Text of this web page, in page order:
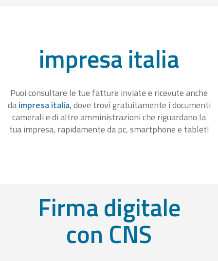
impresa italia
Puoi consultare le tue fatture inviate e ricevute anche
daimpresa italia, dove trovi gratuitamente i documenti
camerali e di altre amministrazioni che riguardano la
tua impresa, rapidamente da pc, smartphone e tablet!
Firma digitale
con CNS